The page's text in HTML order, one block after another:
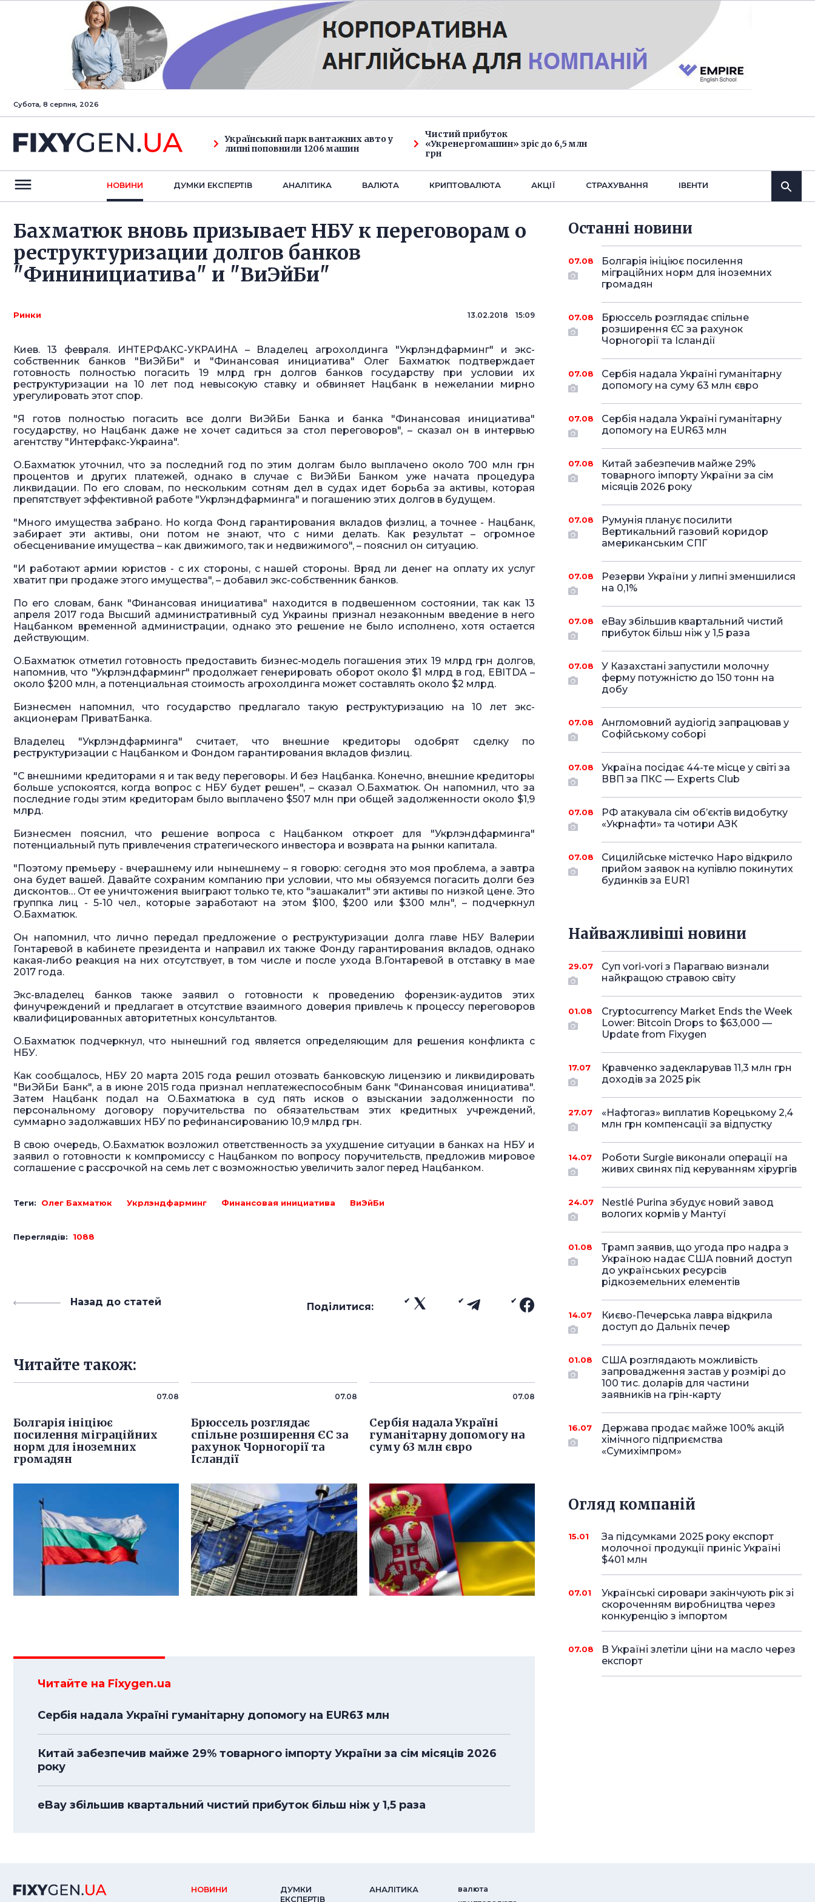
Субота, 8 серпня, 2026
Український парк вантажних авто у
липні поповнили 1206 машин
Чистий прибуток
«Укренергомашин» зріс до 6,5 млн
грн
НОВИНИ ДУМКИ ЕКСПЕРТIВ АНАЛIТИКА ВАЛЮТА КРИПТОВАЛЮТА АКЦІЇ СТРАХУВАННЯ IВЕНТИ
Бахматюк вновь призывает НБУ к переговорам о
реструктуризации долгов банков
"Фининициатива" и "ВиЭйБи"
Ринки 13.02.2018 15:09
Киев. 13 февраля. ИНТЕРФАКС-УКРАИНА – Владелец агрохолдинга "Укрлэндфарминг" и экс-
собственник банков "ВиЭйБи" и "Финансовая инициатива" Олег Бахматюк подтверждает
готовность полностью погасить 19 млрд грн долгов банков государству при условии их
реструктуризации на 10 лет под невысокую ставку и обвиняет Нацбанк в нежелании мирно
урегулировать этот спор.
"Я готов полностью погасить все долги ВиЭйБи Банка и банка "Финансовая инициатива"
государству, но Нацбанк даже не хочет садиться за стол переговоров", – сказал он в интервью
агентству "Интерфакс-Украина".
О.Бахматюк уточнил, что за последний год по этим долгам было выплачено около 700 млн грн
процентов и других платежей, однако в случае с ВиЭйБи Банком уже начата процедура
ликвидации. По его словам, по нескольким сотням дел в судах идет борьба за активы, которая
препятствует эффективной работе "Укрлэндфарминга" и погашению этих долгов в будущем.
"Много имущества забрано. Но когда Фонд гарантирования вкладов физлиц, а точнее - Нацбанк,
забирает эти активы, они потом не знают, что с ними делать. Как результат – огромное
обесценивание имущества – как движимого, так и недвижимого", – пояснил он ситуацию.
"И работают армии юристов - с их стороны, с нашей стороны. Вряд ли денег на оплату их услуг
хватит при продаже этого имущества", – добавил экс-собственник банков.
По его словам, банк "Финансовая инициатива" находится в подвешенном состоянии, так как 13
апреля 2017 года Высший административный суд Украины признал незаконным введение в него
Нацбанком временной администрации, однако это решение не было исполнено, хотя остается
действующим.
О.Бахматюк отметил готовность предоставить бизнес-модель погашения этих 19 млрд грн долгов,
напомнив, что "Укрлэндфарминг" продолжает генерировать оборот около $1 млрд в год, EBITDA –
около $200 млн, а потенциальная стоимость агрохолдинга может составлять около $2 млрд.
Бизнесмен напомнил, что государство предлагало такую реструктуризацию на 10 лет экс-
акционерам ПриватБанка.
Владелец "Укрлэндфарминга" считает, что внешние кредиторы одобрят сделку по
реструктуризации с Нацбанком и Фондом гарантирования вкладов физлиц.
"С внешними кредиторами я и так веду переговоры. И без Нацбанка. Конечно, внешние кредиторы
больше успокоятся, когда вопрос с НБУ будет решен", – сказал О.Бахматюк. Он напомнил, что за
последние годы этим кредиторам было выплачено $507 млн при общей задолженности около $1,9
млрд.
Бизнесмен пояснил, что решение вопроса с Нацбанком откроет для "Укрлэндфарминга"
потенциальный путь привлечения стратегического инвестора и возврата на рынки капитала.
"Поэтому премьеру - вчерашнему или нынешнему – я говорю: сегодня это моя проблема, а завтра
она будет вашей. Давайте сохраним компанию при условии, что мы обязуемся погасить долги без
дисконтов… От ее уничтожения выиграют только те, кто "зашакалит" эти активы по низкой цене. Это
группка лиц - 5-10 чел., которые заработают на этом $100, $200 или $300 млн", – подчеркнул
О.Бахматюк.
Он напомнил, что лично передал предложение о реструктуризации долга главе НБУ Валерии
Гонтаревой в кабинете президента и направил их также Фонду гарантирования вкладов, однако
какая-либо реакция на них отсутствует, в том числе и после ухода В.Гонтаревой в отставку в мае
2017 года.
Экс-владелец банков также заявил о готовности к проведению форензик-аудитов этих
финучреждений и предлагает в отсутствие взаимного доверия привлечь к процессу переговоров
квалифицированных авторитетных консультантов.
О.Бахматюк подчеркнул, что нынешний год является определяющим для решения конфликта с
НБУ.
Как сообщалось, НБУ 20 марта 2015 года решил отозвать банковскую лицензию и ликвидировать
"ВиЭйБи Банк", а в июне 2015 года признал неплатежеспособным банк "Финансовая инициатива".
Затем Нацбанк подал на О.Бахматюка в суд пять исков о взыскании задолженности по
персональному договору поручительства по обязательствам этих кредитных учреждений,
суммарно задолжавших НБУ по рефинансированию 10,9 млрд грн.
В свою очередь, О.Бахматюк возложил ответственность за ухудшение ситуации в банках на НБУ и
заявил о готовности к компромиссу с Нацбанком по вопросу поручительств, предложив мировое
соглашение с рассрочкой на семь лет с возможностью увеличить залог перед Нацбанком.
Теги: Олег Бахматюк Укрлэндфарминг Финансовая инициатива ВиЭйБи
Переглядів: 1088
Назад до статей Поділитися:
Читайте також:
07.08
Болгарія ініціює
посилення міграційних
норм для іноземних
громадян
07.08
Брюссель розглядає
спільне розширення ЄС за
рахунок Чорногорії та
Ісландії
07.08
Сербія надала Україні
гуманітарну допомогу на
суму 63 млн євро
Читайте на Fixygen.ua
Сербія надала Україні гуманітарну допомогу на EUR63 млн
Китай забезпечив майже 29% товарного імпорту України за сім місяців 2026
року
eBay збільшив квартальний чистий прибуток більш ніж у 1,5 раза
Останнi новини
07.08
Болгарія ініціює посилення
міграційних норм для іноземних
громадян
07.08
Брюссель розглядає спільне
розширення ЄС за рахунок
Чорногорії та Ісландії
07.08
Сербія надала Україні гуманітарну
допомогу на суму 63 млн євро
07.08
Сербія надала Україні гуманітарну
допомогу на EUR63 млн
07.08
Китай забезпечив майже 29%
товарного імпорту України за сім
місяців 2026 року
07.08
Румунія планує посилити
Вертикальний газовий коридор
американським СПГ
07.08
Резерви України у липні зменшилися
на 0,1%
07.08
eBay збільшив квартальний чистий
прибуток більш ніж у 1,5 раза
07.08
У Казахстані запустили молочну
ферму потужністю до 150 тонн на
добу
07.08
Англомовний аудіогід запрацював у
Софійському соборі
07.08
Україна посідає 44-те місце у світі за
ВВП за ПКС — Experts Club
07.08
РФ атакувала сім об’єктів видобутку
«Укрнафти» та чотири АЗК
07.08
Сицилійське містечко Наро відкрило
прийом заявок на купівлю покинутих
будинків за EUR1
Найважливіші новини
29.07
Суп vori-vori з Парагваю визнали
найкращою стравою світу
01.08
Cryptocurrency Market Ends the Week
Lower: Bitcoin Drops to $63,000 —
Update from Fixygen
17.07
Кравченко задекларував 11,3 млн грн
доходів за 2025 рік
27.07
«Нафтогаз» виплатив Корецькому 2,4
млн грн компенсації за відпустку
14.07
Роботи Surgie виконали операції на
живих свинях під керуванням хірургів
24.07
Nestlé Purina збудує новий завод
вологих кормів у Мантуї
01.08
Трамп заявив, що угода про надра з
Україною надає США повний доступ
до українських ресурсів
рідкоземельних елементів
14.07
Києво-Печерська лавра відкрила
доступ до Дальніх печер
01.08
США розглядають можливість
запровадження застав у розмірі до
100 тис. доларів для частини
заявників на грін-карту
16.07
Держава продає майже 100% акцій
хімічного підприємства
«Сумихімпром»
Огляд компаній
15.01
За підсумками 2025 року експорт
молочної продукції приніс Україні
$401 млн
07.01
Українські сировари закінчують рік зі
скороченням виробництва через
конкуренцію з імпортом
07.08
В Україні злетіли ціни на масло через
експорт
НОВИНИ
ДУМКИ
ЕКСПЕРТIВ
АНАЛIТИКА
валюта